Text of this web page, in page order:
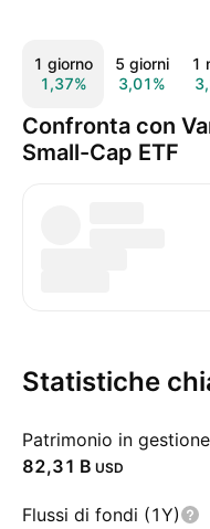
1 giorno
1,37%
5 giorni
3,01%
1
Confronta con
Small-Cap ETF
Statistiche
Patrimonio in
‪82,31 B‬ USD
Flussi di fondi (1Y)